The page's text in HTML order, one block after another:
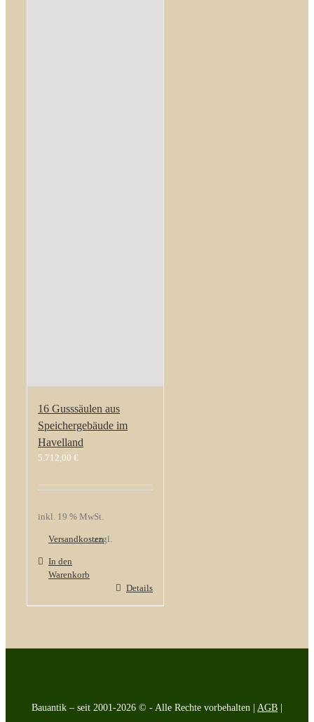
16 Gusssäulen aus
Speichergebäude im
Havelland
5.712,00 €
inkl. 19 % MwSt.
zzgl.
Versandkosten
In den
Warenkorb
Details
Bauantik – seit 2001-2026 © - Alle Rechte vorbehalten | AGB |